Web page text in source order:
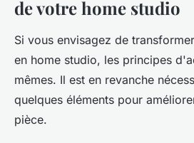
de votre home studio
Si vous envisagez de
en home studio, les principes
mêmes. Il est en revanche
quelques éléments pour
pièce.